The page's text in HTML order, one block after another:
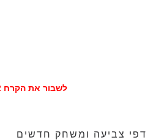
לשבור את הקרח 2 הסרט
דפי צביעה ומשחק חדשים